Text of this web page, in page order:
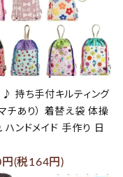
持ち手付キルティング
チあり） 着替え袋 体操
ハンドメイド 手作り 日
(税164円)